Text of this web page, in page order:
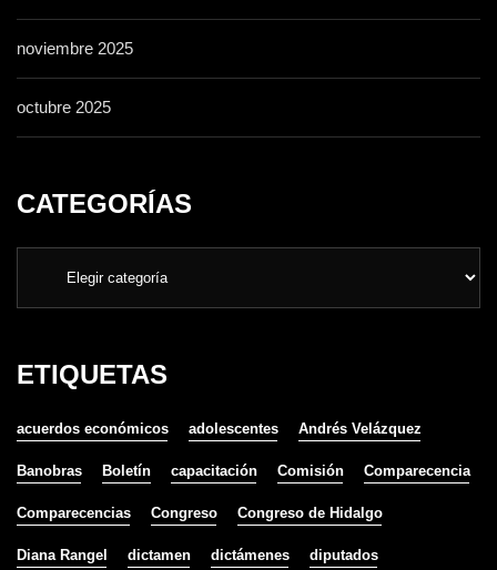
noviembre 2025
octubre 2025
CATEGORÍAS
ETIQUETAS
acuerdos económicos adolescentes Andrés Velázquez
Banobras Boletín capacitación Comisión Comparecencia
Comparecencias Congreso Congreso de Hidalgo
Diana Rangel dictamen dictámenes diputados